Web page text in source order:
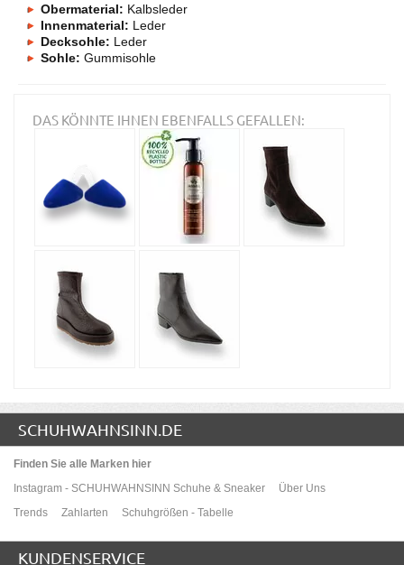
Obermaterial: Kalbsleder
Innenmaterial: Leder
Decksohle: Leder
Sohle: Gummisohle
DAS KÖNNTE IHNEN EBENFALLS GEFALLEN:
SCHUHWAHNSINN.DE
Finden Sie alle Marken hier
Instagram - SCHUHWAHNSINN Schuhe & Sneaker
Über Uns
Trends
Zahlarten Schuhgrößen - Tabelle
KUNDENSERVICE